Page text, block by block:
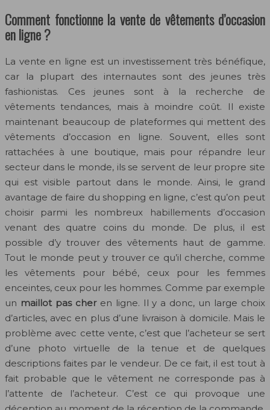
Comment fonctionne la vente de vêtements d’occasion
en ligne ?
La vente en ligne est un investissement très bénéfique,
car la plupart des internautes sont des jeunes très
fashionistas. Ces jeunes sont à la recherche de
vêtements tendances, mais à moindre coût. Il existe
maintenant beaucoup de plateformes qui mettent des
vêtements d’occasion en ligne. Souvent, elles sont
rattachées à une boutique, mais pour répandre leur
secteur dans le monde, ils se servent de leur propre site
qui est visible partout dans le monde. Ainsi, le grand
avantage de faire du shopping en ligne, c’est qu’on peut
choisir parmi les nombreux habillements d’occasion
venant des quatre coins du monde. De plus, il est
possible d’y trouver des vêtements haut de gamme.
Tout le monde peut y trouver ce qu’il cherche, comme
les vêtements pour bébé, ceux pour les femmes
enceintes, ceux pour les hommes. Comme par exemple
un maillot pas cheren ligne. Il y a donc, un large choix
d’articles, avec en plus d’une livraison à domicile. Mais le
problème avec cette vente, c’est que l’acheteur se sert
d’une photo virtuelle de la tenue et de quelques
descriptions faites par le vendeur. De ce fait, il est tout à
fait probable que le vêtement ne corresponde pas à
l’attente de l’acheteur. C’est ce qui provoque une